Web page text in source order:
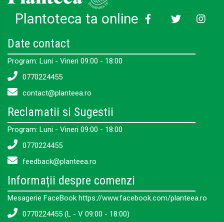
Plantoteca ta online
Date contact
Program: Luni - Vineri 09:00 - 18:00
0770224455
contact@planteea.ro
Reclamatii si Sugestii
Program: Luni - Vineri 09:00 - 18:00
0770224455
feedback@planteea.ro
Informații despre comenzi
Mesagerie FaceBook https://www.facebook.com/planteea.ro
0770224455 (L - V 09:00 - 18:00)